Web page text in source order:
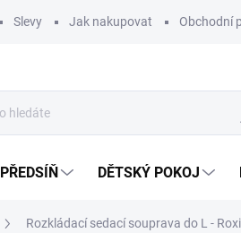
Slevy Jak nakupovat Obchodní
PŘEDSÍŇ DĚTSKÝ POKOJ
Rozkládací sedací souprava do L -